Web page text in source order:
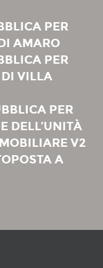
PER
AMARO
PER
VILLA
PER
DELL’UNITÀ
V2
A